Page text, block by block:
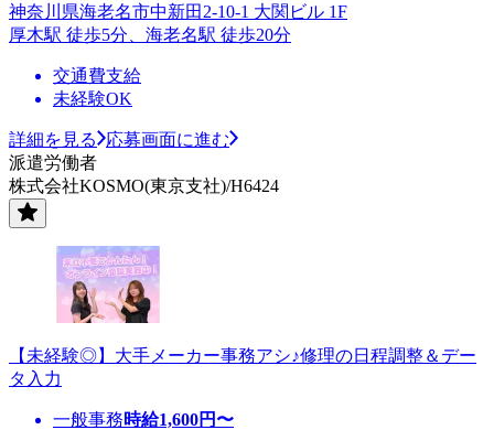
神奈川県海老名市中新田2-10-1 大関ビル 1F
厚木駅 徒歩5分、海老名駅 徒歩20分
交通費支給
未経験OK
詳細を見る
応募画面に進む
派遣労働者
株式会社KOSMO(東京支社)/H6424
【未経験◎】大手メーカー事務アシ♪修理の日程調整＆デー
タ入力
一般事務時給1,600円〜